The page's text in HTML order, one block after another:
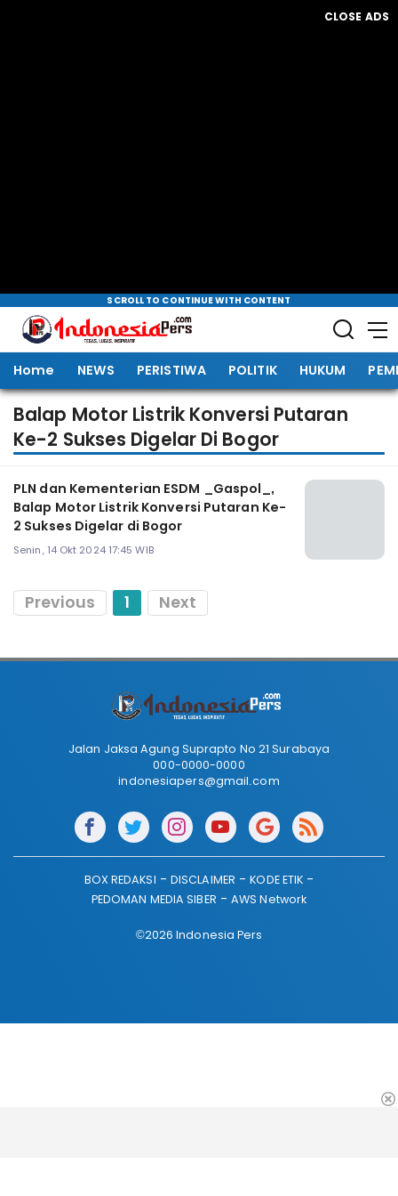
CLOSE ADS
SCROLL TO CONTINUE WITH CONTENT
Home NEWS PERISTIWA POLITIK HUKUM
Balap Motor Listrik Konversi Putaran
Ke-2 Sukses Digelar Di Bogor
PLN dan Kementerian ESDM _Gaspol_,
Balap Motor Listrik Konversi Putaran Ke-
2 Sukses Digelar di Bogor
Senin, 14 Okt 2024 17:45 WIB
Previous 1 Next
Jalan Jaksa Agung Suprapto No 21 Surabaya
000-0000-0000
indonesiapers@gmail.com
BOX REDAKSI DISCLAIMER
KODE ETIK
PEDOMAN MEDIA SIBER
AWS Network
©2026 Indonesia Pers